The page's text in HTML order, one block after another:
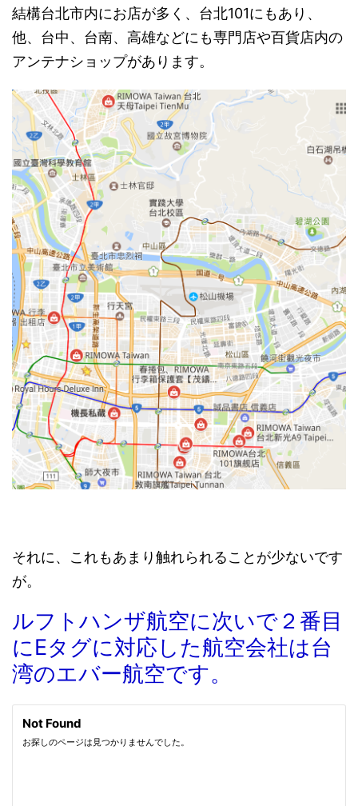
結構台北市内にお店が多く、台北101にもあり、
他、台中、台南、高雄などにも専門店や百貨店内の
アンテナショップがあります。
それに、これもあまり触れられることが少ないです
が。
ルフトハンザ航空に次いで２番目
にEタグに対応した航空会社は台
湾のエバー航空です。